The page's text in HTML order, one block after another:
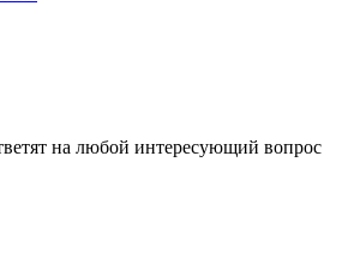
на любой интересующий вопрос